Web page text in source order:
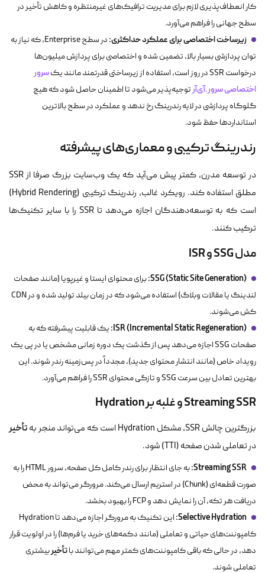
کار انعطاف‌پذیری لازم برای مدیریت ترافیک‌های غیرمنتظره و کاهش تأخیر در
سطح جهانی را فراهم می‌آورد.
زیرساخت اختصاصی برای عملکرد حداکثری:
در سطح Enterprise، که نیاز به
توان پردازشی بسیار بالا، تضمین شده و اختصاصی برای پردازش میلیون‌ها
درخواست SSR در روز است، استفاده از زیرساختی قدرتمند مانند یک
سرور
اختصاصی سرور.آی‌آرتوجیه‌پذیر می‌شود تا اطمینان حاصل شود که هیچ
گلوگاه پردازشی در لایه رندرینگ رخ ندهد و عملکرد در سطح بالاترین
استانداردها حفظ شود.
رندرینگ ترکیبی و معماری‌های پیشرفته
در توسعه مدرن، کمتر پیش می‌آید که یک وب‌سایت بزرگ صرفا از SSR
مطلق استفاده کند. رویکرد غالب، رندرینگ ترکیبی (Hybrid Rendering)
است که به توسعه‌دهندگان اجازه می‌دهد تا SSR را با سایر تکنیک‌ها
ترکیب کنند.
مدل SSG و ISR
SSG (Static Site Generation): برای محتوای ایستا و غیرپویا (مانند صفحات
لندینگ یا مقالات وبلاگ) استفاده می‌شود که در زمان بیلد تولید شده و در CDN
کش می‌شوند.
ISR (Incremental Static Regeneration): یک قابلیت پیشرفته که به
صفحات SSG اجازه می‌دهد پس از گذشت یک دوره زمانی مشخص یا در پی یک
رویداد خاص (مانند انتشار محتوای جدید)، مجدداً در پس‌زمینه رندر شوند. این
بهترین تعادل بین سرعت SSG و تازگی محتوای SSR را فراهم می‌آورد.
Streaming SSR و غلبه بر Hydration
بزرگترین چالش SSR، مشکل Hydration است که می‌تواند منجر به تأخیر
در تعاملی شدن صفحه (TTI) شود.
Streaming SSR:
به جای انتظار برای رندر کامل کل صفحه، سرور HTML را به
صورت قطعه‌ای (Chunk) در استریم ارسال می‌کند. مرورگر می‌تواند به محض
دریافت هر تکه، آن را نمایش دهد و FCP را بهبود بخشد.
Selective Hydration:
این تکنیک به مرورگر اجازه می‌دهد تا Hydration
کامپوننت‌های حیاتی و تعاملی (مانند دکمه‌های خرید یا فرم‌ها) را در اولویت قرار
دهد، در حالی که باقی کامپوننت‌های کمتر مهم می‌توانند باتأخیربیشتری
تعاملی شوند.